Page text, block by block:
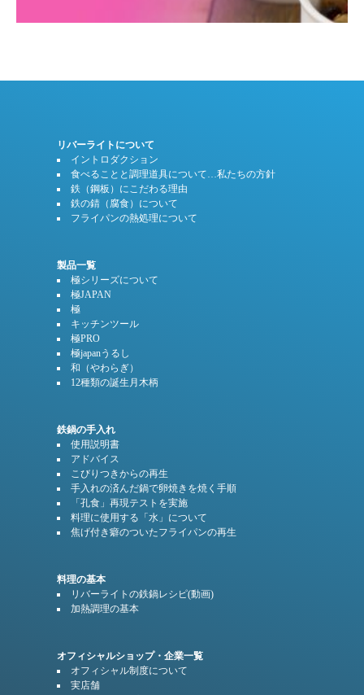
カマンベールチーズフォンデュ
春いちごのバルサミコ酢和え
かぼちゃのプリン
手羽中のタイ風炒め
塩キャラメルポップコーン
チキン南蛮
鉄鍋で作る春のおやき
キャベツたっぷりのメンチカツ
りんごのキャラメルソテーとバニラアイス
八丁味噌の簡単リゾット
大人の黒蒸しパン
低温で揚げるチキンスティック
鶏ハムロール
フレンチトースト
蒸し鶏のネギソースかけ
茄子の揚げ浸し
タコのアヒージョ
じゃがいものカリカリ焼き
春おでん
ガーリックシュリンプ
中華おこわ
山芋の鉄鍋グラタン
チーズオムレツ
鶏肉と新じゃがのソテー
リバーライトについて
イントロダクション
食べることと調理道具について…私たちの方針
鉄（鋼板）にこだわる理由
鉄の錆（腐食）について
フライパンの熱処理について
製品一覧
極シリーズについて
極JAPAN
極
キッチンツール
極PRO
極japanうるし
和（やわらぎ）
12種類の誕生月木柄
鉄鍋の手入れ
使用説明書
アドバイス
こびりつきからの再生
手入れの済んだ鍋で卵焼きを焼く手順
「孔食」再現テストを実施
料理に使用する「水」について
焦げ付き癖のついたフライパンの再生
料理の基本
リバーライトの鉄鍋レシピ(動画)
加熱調理の基本
オフィシャルショップ・企業一覧
オフィシャル制度について
実店舗